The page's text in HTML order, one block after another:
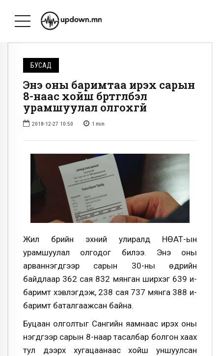
БУСАД
Энэ оны баримтаа ирэх сарын
8-наас хойш бүртгүүлбэл
урамшуулал олгохгүй
2018-12-27 10:50 1 min
Жил бүрийн эхний улиралд НӨАТ-ын
урамшуулал олгодог билээ. Энэ оны
арваннэгдүгээр сарын 30-ны өдрийн
байдлаар 362 сая 832 мянган ширхэг 639 и-
баримт хэвлэгдэж, 238 сая 737 мянга 388 и-
баримт баталгаажсан байна.
Буцаан олголтыг Сангийн яамнаас ирэх оны
нэгдүгээр сарын 8-наар тасалбар болгон хаах
тул дээрх хугацаанаас хойш уншуулсан